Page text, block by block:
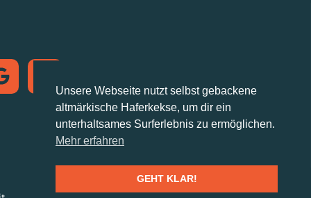
Arneburger Straße 21a
39576 Stendal
hallo@altmark.cloud
Unsere Webseite nutzt selbst gebackene
altmärkische Haferkekse, um dir ein
unterhaltsames Surferlebnis zu ermöglichen.
Mehr erfahren
GEHT KLAR!